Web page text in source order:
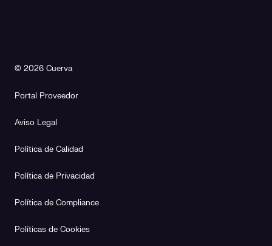
© 2026 Cuerva
Portal Proveedor
Aviso Legal
Política de Calidad
Política de Privacidad
Política de Compliance
Políticas de Cookies